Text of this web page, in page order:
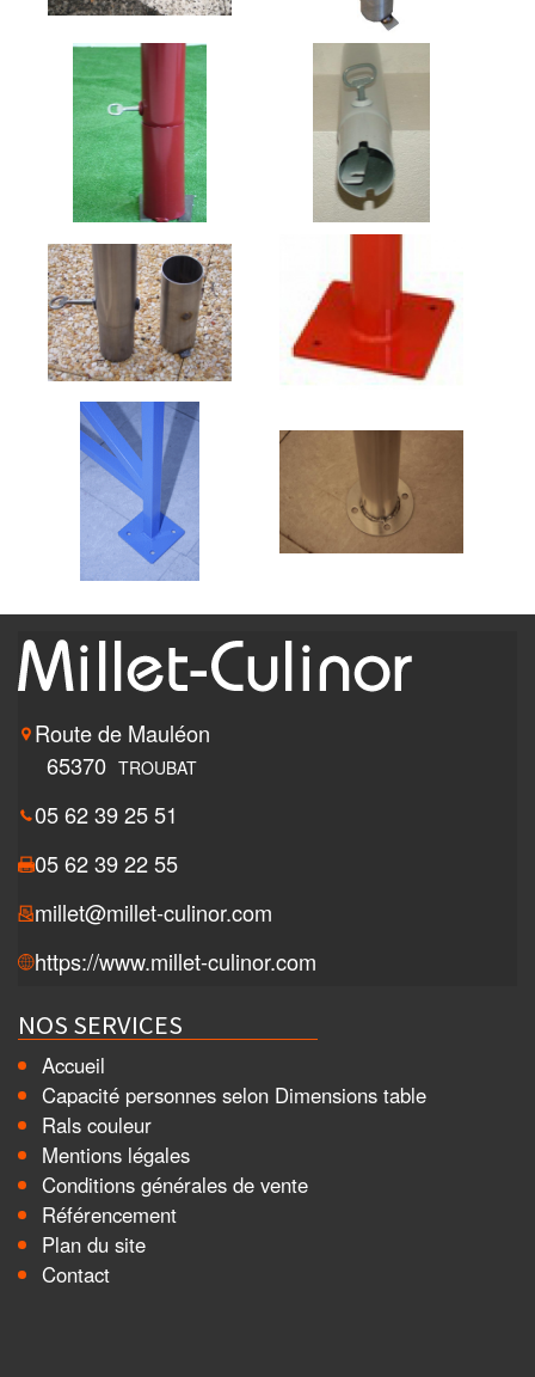
Route de Mauléon
65370 TROUBAT
05 62 39 25 51
05 62 39 22 55
millet@millet-culinor.com
https://www.millet-culinor.com
NOS SERVICES
Accueil
Capacité personnes selon Dimensions table
Rals couleur
Mentions légales
Conditions générales de vente
Référencement
Plan du site
Contact